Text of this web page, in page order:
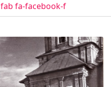
fab fa-facebook-f